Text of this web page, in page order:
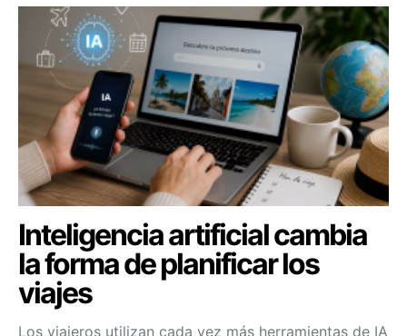
Inteligencia artificial cambia
la forma de planificar los
viajes
Los viajeros utilizan cada vez más herramientas de IA